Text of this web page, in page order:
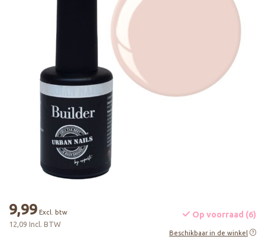
9,99 Excl. btw
12,09 Incl. BTW
Op voorraad (6)
Beschikbaar in de winkel